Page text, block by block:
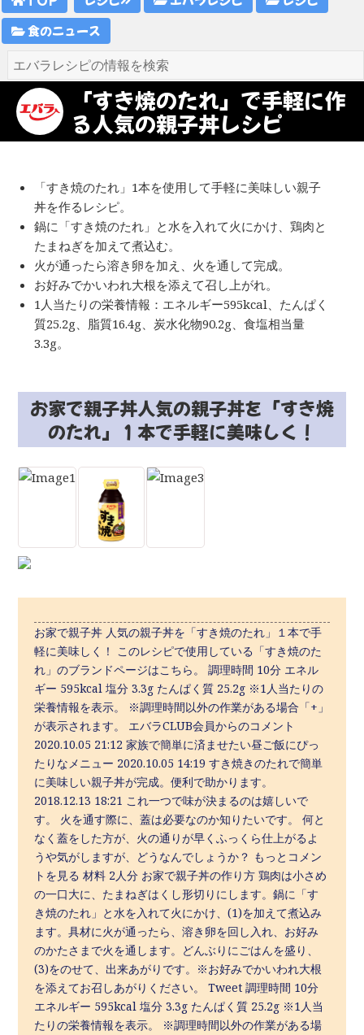
食のニュース
「すき焼のたれ」で手軽に作
る人気の親子丼レシピ
「すき焼のたれ」1本を使用して手軽に美味しい親子
丼を作るレシピ。
鍋に「すき焼のたれ」と水を入れて火にかけ、鶏肉と
たまねぎを加えて煮込む。
火が通ったら溶き卵を加え、火を通して完成。
お好みでかいわれ大根を添えて召し上がれ。
1人当たりの栄養情報：エネルギー595kcal、たんぱく
質25.2g、脂質16.4g、炭水化物90.2g、食塩相当量
3.3g。
お家で親子丼人気の親子丼を「すき焼
のたれ」１本で手軽に美味しく！
お家で親子丼 人気の親子丼を「すき焼のたれ」１本で手
軽に美味しく！ このレシピで使用している「すき焼のた
れ」のブランドページはこちら。 調理時間 10分 エネル
ギー 595kcal 塩分 3.3g たんぱく質 25.2g ※1人当たりの
栄養情報を表示。 ※調理時間以外の作業がある場合「+」
が表示されます。 エバラCLUB会員からのコメント
2020.10.05 21:12 家族で簡単に済ませたい昼ご飯にぴっ
たりなメニュー 2020.10.05 14:19 すき焼きのたれで簡単
に美味しい親子丼が完成。便利で助かります。
2018.12.13 18:21 これ一つで味が決まるのは嬉しいで
す。 火を通す際に、蓋は必要なのか知りたいです。 何と
なく蓋をした方が、火の通りが早くふっくら仕上がるよ
うや気がしますが、どうなんでしょうか？ もっとコメン
トを見る 材料 2人分 お家で親子丼の作り方 鶏肉は小さめ
の一口大に、たまねぎはくし形切りにします。鍋に「す
き焼のたれ」と水を入れて火にかけ、(1)を加えて煮込み
ます。具材に火が通ったら、溶き卵を回し入れ、お好み
のかたさまで火を通します。どんぶりにごはんを盛り、
(3)をのせて、出来あがりです。※お好みでかいわれ大根
を添えてお召しあがりください。 Tweet 調理時間 10分
エネルギー 595kcal 塩分 3.3g たんぱく質 25.2g ※1人当
たりの栄養情報を表示。 ※調理時間以外の作業がある場